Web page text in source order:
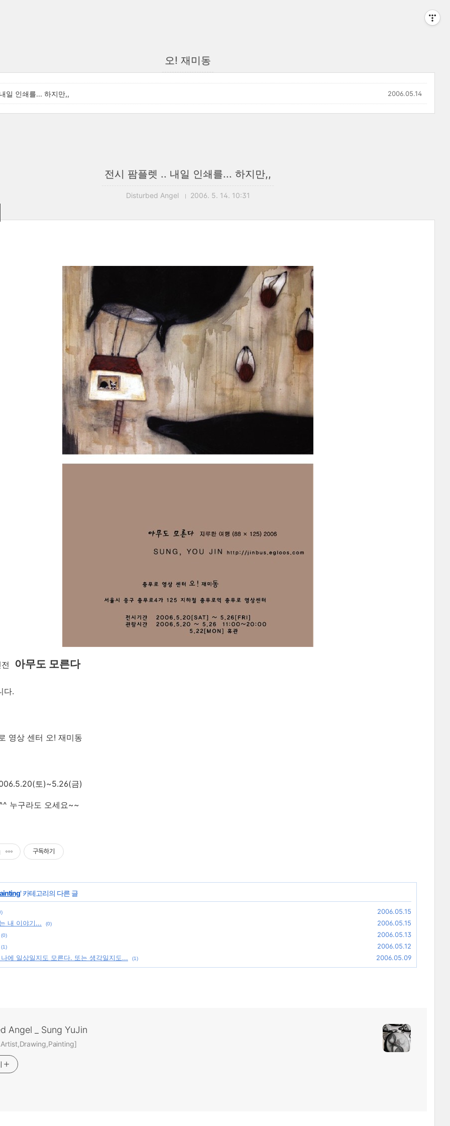
오! 재미동
일 인쇄를... 하지만,, 2006.05.14
전시 팜플렛 .. 내일 인쇄를... 하지만,,
Disturbed Angel 2006. 5. 14. 10:31
아무도 모른다
다.
영상 센터 오! 재미동
토)~5.26(금)
누구라도 오세요~~
구독하기
' 카테고리의 다른 글
2006.05.15
내 이야기...
(0)
2006.05.15
(0)
2006.05.13
(1)
2006.05.12
에 일상일지도 모른다. 또는 생각일지도...
(1) 2006.05.09
Angel _ Sung YuJin